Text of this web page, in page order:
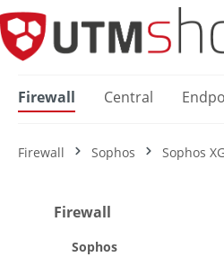
Zur Hauptnavigation
Firewall Central
Firewall Sophos Sophos
Firewall
Sophos